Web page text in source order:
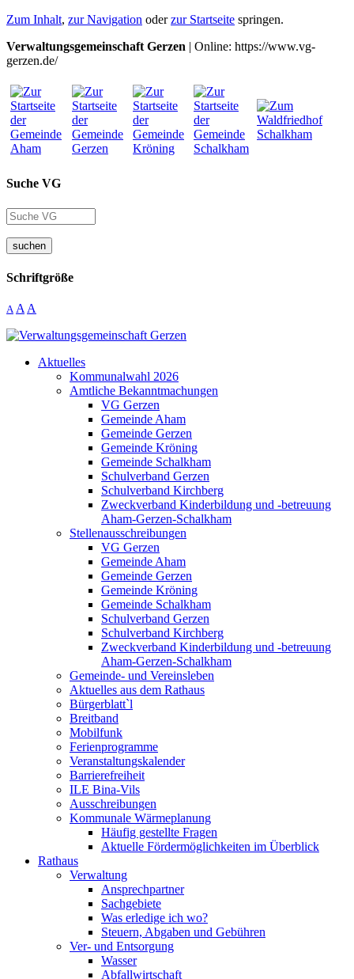
Zum Inhalt, zur Navigation oderzur Startseite springen.
Verwaltungsgemeinschaft Gerzen | Online: https://www.vg-
gerzen.de/
Suche VG
suchen
Schriftgröße
A A A
Aktuelles
Kommunalwahl 2026
Amtliche Bekanntmachungen
VG Gerzen
Gemeinde Aham
Gemeinde Gerzen
Gemeinde Kröning
Gemeinde Schalkham
Schulverband Gerzen
Schulverband Kirchberg
Zweckverband Kinderbildung und -betreuung
Aham-Gerzen-Schalkham
Stellenausschreibungen
VG Gerzen
Gemeinde Aham
Gemeinde Gerzen
Gemeinde Kröning
Gemeinde Schalkham
Schulverband Gerzen
Schulverband Kirchberg
Zweckverband Kinderbildung und -betreuung
Aham-Gerzen-Schalkham
Gemeinde- und Vereinsleben
Aktuelles aus dem Rathaus
Bürgerblatt`l
Breitband
Mobilfunk
Ferienprogramme
Veranstaltungskalender
Barrierefreiheit
ILE Bina-Vils
Ausschreibungen
Kommunale Wärmeplanung
Häufig gestellte Fragen
Aktuelle Fördermöglichkeiten im Überblick
Rathaus
Verwaltung
Ansprechpartner
Sachgebiete
Was erledige ich wo?
Steuern, Abgaben und Gebühren
Ver- und Entsorgung
Wasser
Abfallwirtschaft